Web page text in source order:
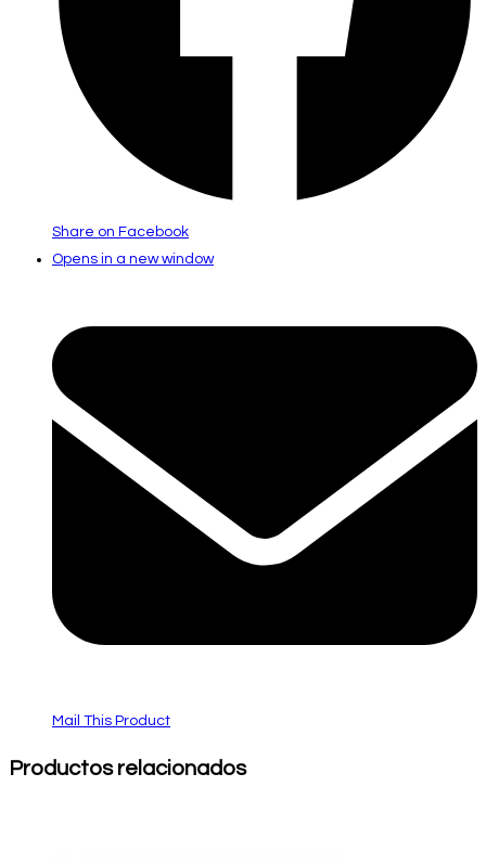
Share on Facebook
Opens in a new window
Mail This Product
Productos relacionados